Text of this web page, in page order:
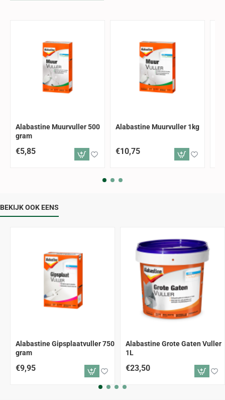
Alabastine Muurvuller 500
gram
€5,85
Alabastine Muurvuller 1kg
€10,75
BEKIJK OOK EENS
Alabastine Gipsplaatvuller 750
gram
€9,95
Alabastine Grote Gaten Vuller
1L
€23,50